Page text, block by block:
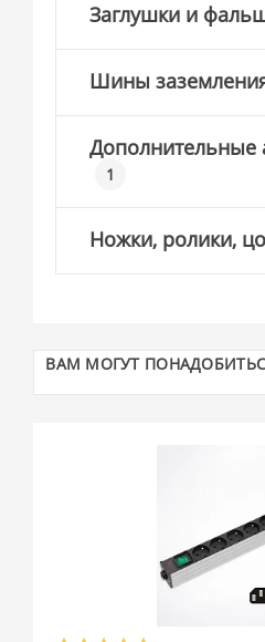
Заглушки и
Шины
Дополнительные
1
Ножки, ролики,
ВАМ МОГУТ